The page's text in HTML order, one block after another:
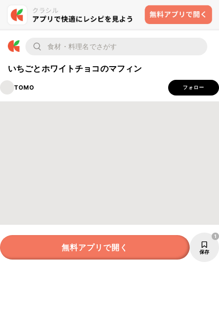
いちごとホワイトチョコのマフィン
TOMO フォロー
無料アプリで開く 保存
1